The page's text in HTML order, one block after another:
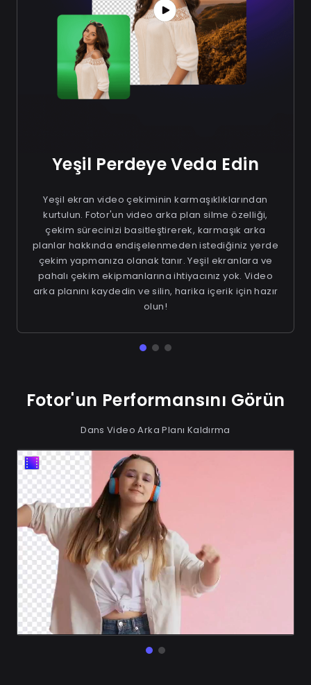
Yeşil Perdeye Veda Edin
Yeşil ekran video çekiminin karmaşıklıklarından
kurtulun. Fotor'un video arka plan silme özelliği,
çekim sürecinizi basitleştirerek, karmaşık arka
planlar hakkında endişelenmeden istediğiniz yerde
çekim yapmanıza olanak tanır. Yeşil ekranlara ve
pahalı çekim ekipmanlarına ihtiyacınız yok. Video
arka planını kaydedin ve silin, harika içerik için hazır
olun!
Fotor'un Performansını Görün
Dans Video Arka Planı Kaldırma